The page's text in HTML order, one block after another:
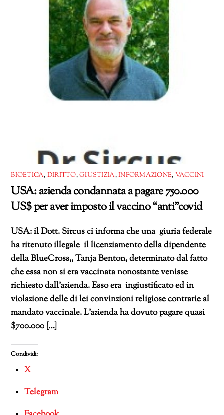
BIOETICA, DIRITTO,GIUSTIZIA,INFORMAZIONE, VACCINI
USA: azienda condannata a pagare 750.000
US$ per aver imposto il vaccino “anti”covid
USA: il Dott. Sircus ci informa che una giuria federale
ha ritenuto illegale il licenziamento della dipendente
della BlueCross,, Tanja Benton, determinato dal fatto
che essa non si era vaccinata nonostante venisse
richiesto dall’azienda. Esso era ingiustificato ed in
violazione delle di lei convinzioni religiose contrarie al
mandato vaccinale. L’azienda ha dovuto pagare quasi
$700.000 […]
Condividi:
X
Telegram